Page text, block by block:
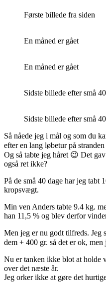
Første billede fra siden
En måned er gået
En måned er gået
Sidste billede efter små
Sidste billede efter små
Så nåede jeg i mål og som du
efter en lang løbetur på
Og så tabte jeg håret 😉 Det
også ret ikke?
På de små 40 dage har jeg tabt
kropsvægt.
Min ven Anders tabte 9.4 kg.
han 11,5 % og blev derfor
Men jeg er nu godt tilfreds. Jeg
dem + 400 gr. så det er ok, men
Nu er tanken ikke blot at holde
over det næste år.
Jeg orker ikke at gøre det